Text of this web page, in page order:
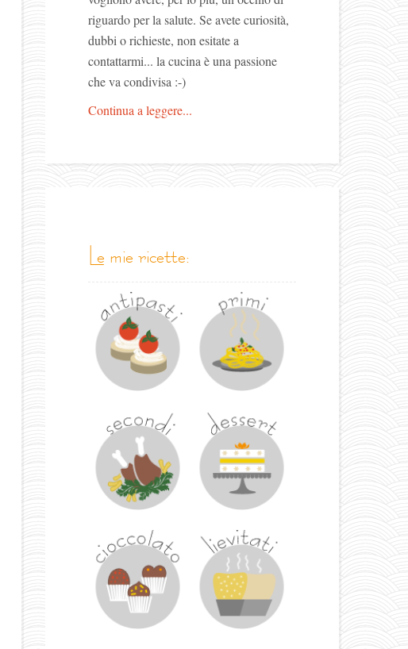
riguardo per la salute. Se avete curiosità,
dubbi o richieste, non esitate a
contattarmi... la cucina è una passione
che va condivisa :-)
Continua a leggere...
le mie ricette: